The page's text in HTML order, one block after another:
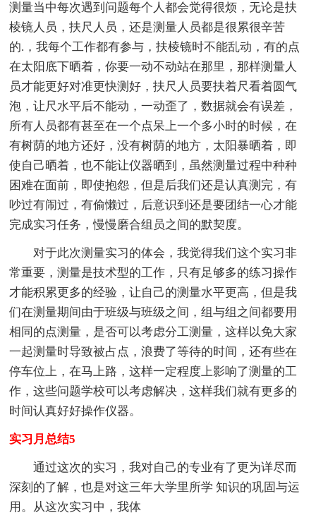
测量当中每次遇到问题每个人都会觉得很烦，无论是扶
棱镜人员，扶尺人员，还是测量人员都是很累很辛苦
的.，我每个工作都有参与，扶棱镜时不能乱动，有的点
在太阳底下晒着，你要一动不动站在那里，那样测量人
员才能更好对准更快测好，扶尺人员要扶着尺看着圆气
泡，让尺水平后不能动，一动歪了，数据就会有误差，
所有人员都有甚至在一个点呆上一个多小时的时候，在
有树荫的地方还好，没有树荫的地方，太阳暴晒着，即
使自己晒着，也不能让仪器晒到，虽然测量过程中种种
困难在面前，即使抱怨，但是后我们还是认真测完，有
吵过有闹过，有偷懒过，后意识到还是要团结一心才能
完成实习任务，慢慢磨合组员之间的默契度。
对于此次测量实习的体会，我觉得我们这个实习非
常重要，测量是技术型的工作，只有足够多的练习操作
才能积累更多的经验，让自己的测量水平更高，但是我
们在测量期间由于班级与班级之间，组与组之间都要用
相同的点测量，是否可以考虑分工测量，这样以免大家
一起测量时导致被占点，浪费了等待的时间，还有些在
停车位上，在马上路，这样一定程度上影响了测量的工
作，这些问题学校可以考虑解决，这样我们就有更多的
时间认真好好操作仪器。
实习月总结5
通过这次的实习，我对自己的专业有了更为详尽而
深刻的了解，也是对这三年大学里所学 知识的巩固与运
用。从这次实习中，我体